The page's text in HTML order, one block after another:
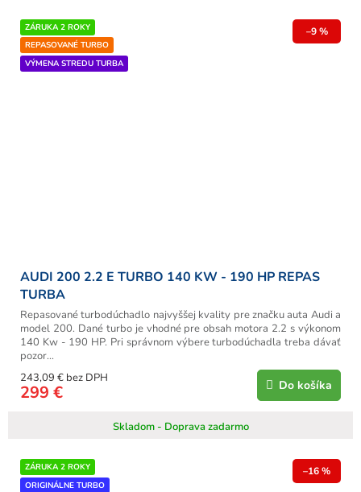
ZÁRUKA 2 ROKY
REPASOVANÉ TURBO
VÝMENA STREDU TURBA
–9 %
AUDI 200 2.2 E TURBO 140 KW - 190 HP REPAS
TURBA
Skladom - Doprava zadarmo
243,09 € bez DPH
299 € Do košíka
Repasované turbodúchadlo najvyššej kvality pre značku auta Audi a
model 200. Dané turbo je vhodné pre obsah motora 2.2 s výkonom
140 Kw - 190 HP. Pri správnom výbere turbodúchadla treba dávať
pozor...
ZÁRUKA 2 ROKY
ORIGINÁLNE TURBO
–16 %